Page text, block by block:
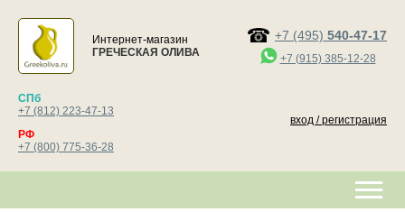
Интернет-магазин
ГРЕЧЕСКАЯ ОЛИВА
+7 (495) 540-47-17
+7 (915) 385-12-28
СПб
+7 (812) 223-47-13
РФ
+7 (800) 775-36-28
вход / регистрация